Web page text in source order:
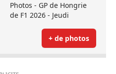
Photos - GP de Hongrie
de F1 2026 - Jeudi
+ de photos